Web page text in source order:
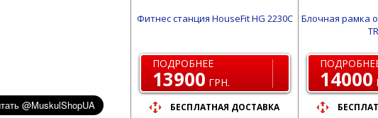
Фитнес станция HouseFit HG 2230C
ПОДРОБНЕЕ
13900 ГРН.
БЕСПЛАТНАЯ ДОСТАВКА
Блочная рамка
14000